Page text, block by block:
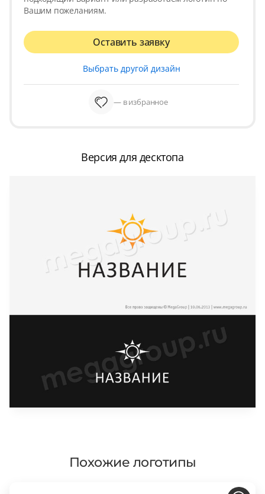
Вашим пожеланиям.
Оставить заявку
Выбрать другой дизайн
— в избранное
Версия для десктопа
Похожие логотипы